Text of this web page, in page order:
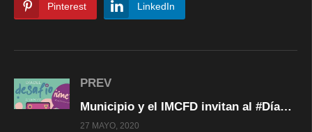
Pinterest LinkedIn
PREV
Municipio y el IMCFD invitan al #DíadelDesafioMX20. (Tercera clase Antonio Cano / Entrenamiento funcional) Transmisión en VIVO
27 MAYO, 2020